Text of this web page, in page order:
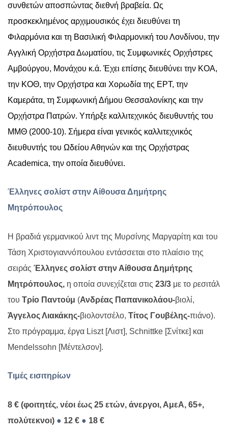
συνθετών αποσπώντας διεθνή βραβεία. Ως
προσκεκλημένος αρχιμουσικός έχει διευθύνει τη
Φιλαρμόνια και τη Βασιλική Φιλαρμονική του Λονδίνου, την
Αγγλική Ορχήστρα Δωματίου, τις Συμφωνικές Ορχήστρες
Αμβούργου, Μονάχου κ.ά. Έχει επίσης διευθύνει την ΚΟΑ,
την ΚΟΘ, την Ορχήστρα και Χορωδία της ΕΡΤ, την
Καμεράτα, τη Συμφωνική Δήμου Θεσσαλονίκης και την
Ορχήστρα Πατρών. Υπήρξε καλλιτεχνικός διευθυντής του
ΜΜΘ (2000-10). Σήμερα είναι γενικός καλλιτεχνικός
διευθυντής του Ωδείου Αθηνών και της Ορχήστρας
Academica, την οποία διευθύνει.
Έλληνες σολίστ στην Αίθουσα Δημήτρης
Μητρόπουλος
Η βραδιά γερμανικού λιντ της Μυρσίνης Μαργαρίτη και του
Τάση Χριστογιαννόπουλου εντάσσεται στο πλαίσιο της
σειράς Έλληνες σολίστ στην Αίθουσα Δημήτρης
Μητρόπουλος, η οποία συνεχίζεται στις 23/3 με το ρεσιτάλ
του Τρίο Παντούμ (Ανδρέας Παπανικολάου-βιολί,
Άγγελος Λιακάκης-βιολοντσέλο, Τίτος Γουβέλης-πιάνο).
Στο πρόγραμμα, έργα Liszt[Λιστ], Schnittke [Σνίτκε] και
Mendelssohn [Μέντελσον].
Τιμές εισιτηρίων
8 € (φοιτητές, νέοι έως 25 ετών, άνεργοι, ΑμεΑ, 65+,
πολύτεκνοι) ● 12 € ● 18 €